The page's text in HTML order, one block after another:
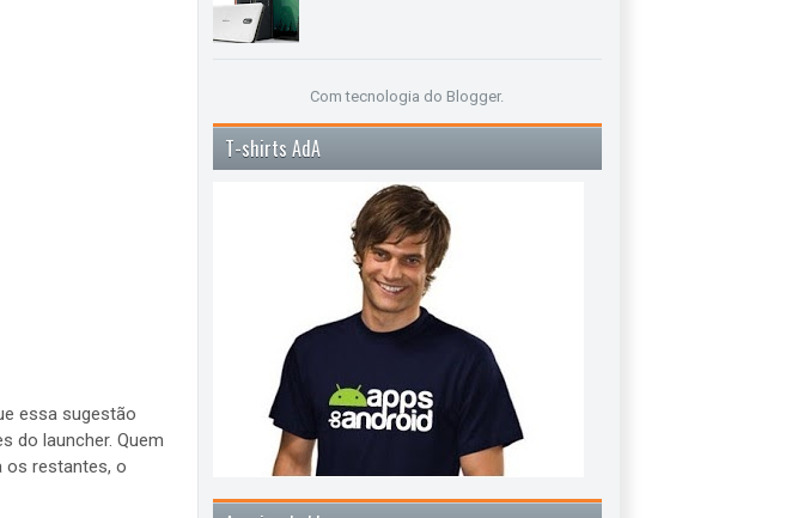
essa sugestão
do launcher. Quem
os restantes, o
Com tecnologia do Blogger.
T-shirts AdA